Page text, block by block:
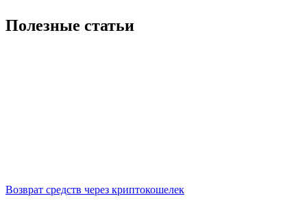
Полезные статьи
Возврат средств через криптокошелек